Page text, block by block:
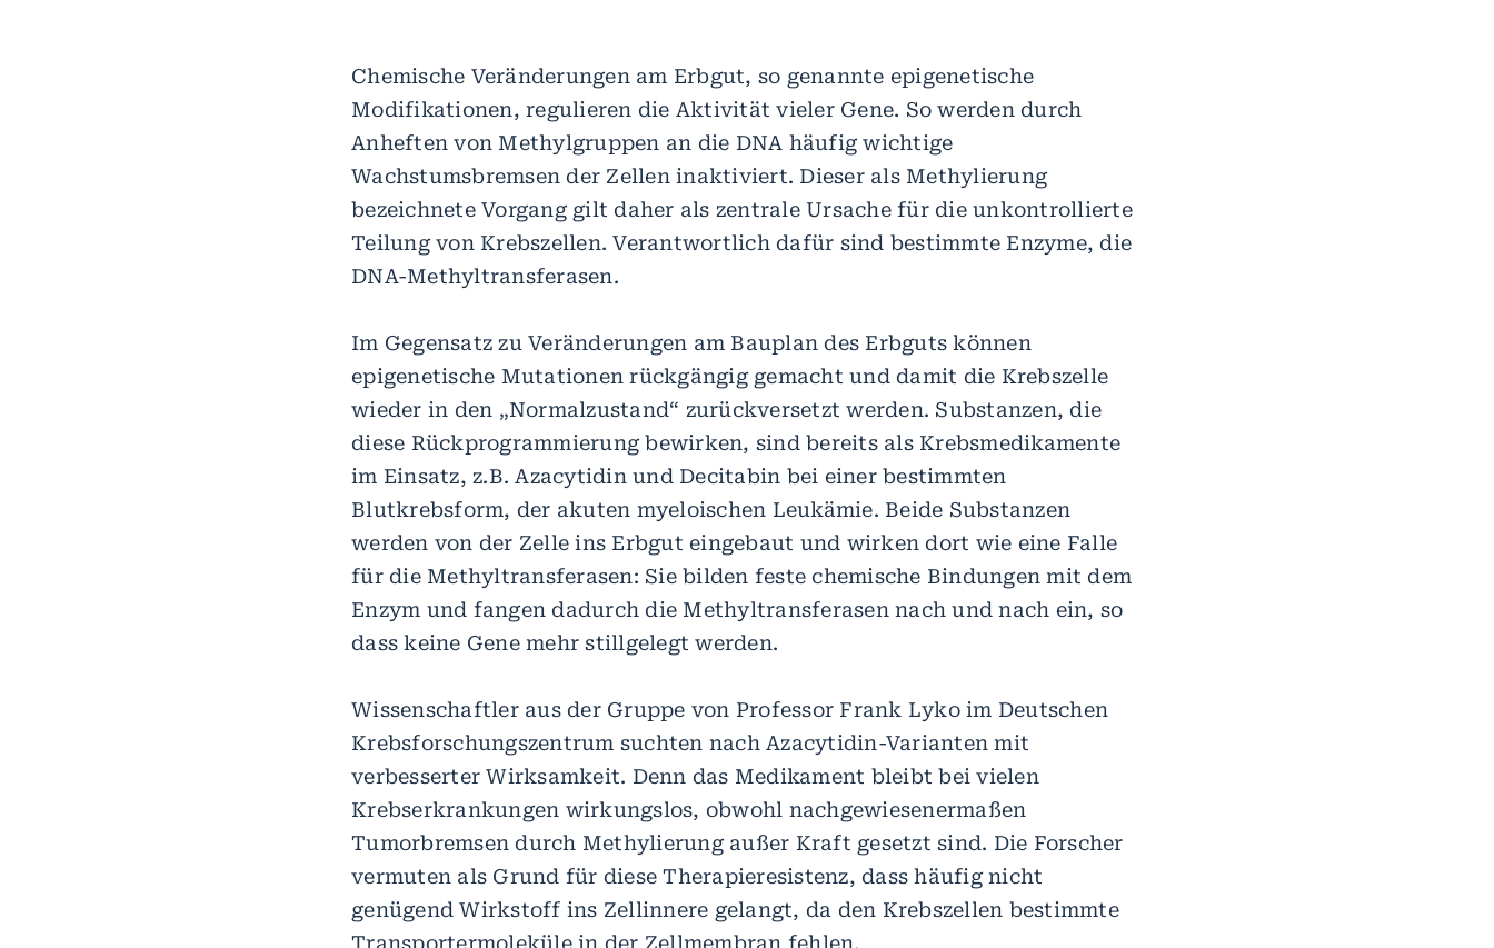
Chemische Veränderungen am Erbgut, so genannte epigenetische
Modifikationen, regulieren die Aktivität vieler Gene. So werden durch
Anheften von Methylgruppen an die DNA häufig wichtige
Wachstumsbremsen der Zellen inaktiviert. Dieser als Methylierung
bezeichnete Vorgang gilt daher als zentrale Ursache für die unkontrollierte
Teilung von Krebszellen. Verantwortlich dafür sind bestimmte Enzyme, die
DNA-Methyltransferasen.
Im Gegensatz zu Veränderungen am Bauplan des Erbguts können
epigenetische Mutationen rückgängig gemacht und damit die Krebszelle
wieder in den „Normalzustand“ zurückversetzt werden. Substanzen, die
diese Rückprogrammierung bewirken, sind bereits als Krebsmedikamente
im Einsatz, z.B. Azacytidin und Decitabin bei einer bestimmten
Blutkrebsform, der akuten myeloischen Leukämie. Beide Substanzen
werden von der Zelle ins Erbgut eingebaut und wirken dort wie eine Falle
für die Methyltransferasen: Sie bilden feste chemische Bindungen mit dem
Enzym und fangen dadurch die Methyltransferasen nach und nach ein, so
dass keine Gene mehr stillgelegt werden.
Wissenschaftler aus der Gruppe von Professor Frank Lyko im Deutschen
Krebsforschungszentrum suchten nach Azacytidin-Varianten mit
verbesserter Wirksamkeit. Denn das Medikament bleibt bei vielen
Krebserkrankungen wirkungslos, obwohl nachgewiesenermaßen
Tumorbremsen durch Methylierung außer Kraft gesetzt sind. Die Forscher
vermuten als Grund für diese Therapieresistenz, dass häufig nicht
genügend Wirkstoff ins Zellinnere gelangt, da den Krebszellen bestimmte
Transportermoleküle in der Zellmembran fehlen.